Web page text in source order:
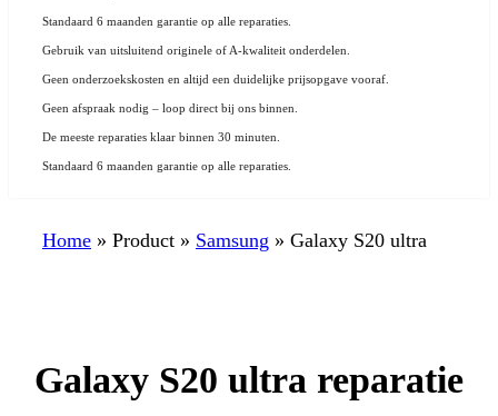
Standaard 6 maanden garantie op alle reparaties.
Gebruik van uitsluitend originele of A-kwaliteit onderdelen.
Geen onderzoekskosten en altijd een duidelijke prijsopgave vooraf.
Geen afspraak nodig – loop direct bij ons binnen.
De meeste reparaties klaar binnen 30 minuten.
Standaard 6 maanden garantie op alle reparaties.
Home » Product » Samsung » Galaxy S20 ultra
Galaxy S20 ultra reparatie